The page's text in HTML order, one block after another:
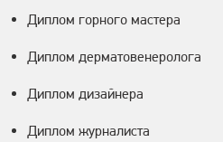
Диплом горного мастера
Диплом дерматовенеролога
Диплом дизайнера
Диплом журналиста